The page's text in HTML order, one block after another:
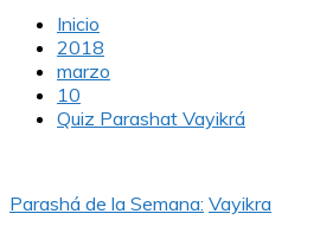
Inicio
2018
marzo
10
Quiz Parashat Vayikrá
Parashá de la Semana: Vayikra